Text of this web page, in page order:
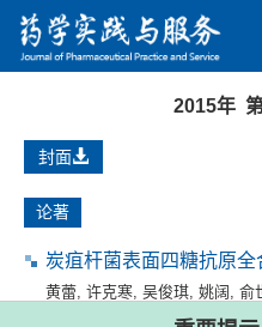
2015年
封面
论著
炭疽杆菌表面四糖抗原
黄蕾 许克寒 吴俊琪 姚阔 俞
2015, 33(6): 481-485,569.